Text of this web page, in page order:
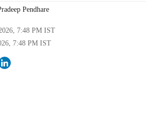
Pendhare
7:48 PM IST
7:48 PM IST